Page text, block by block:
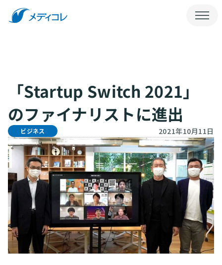
「Startup Switch 2021」
のファイナリストに進出
ビジネス 2021年10月11日